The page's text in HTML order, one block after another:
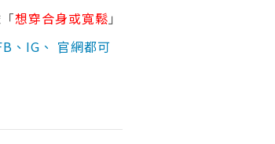
想穿合身或寬鬆 」
、IG、 官網都可